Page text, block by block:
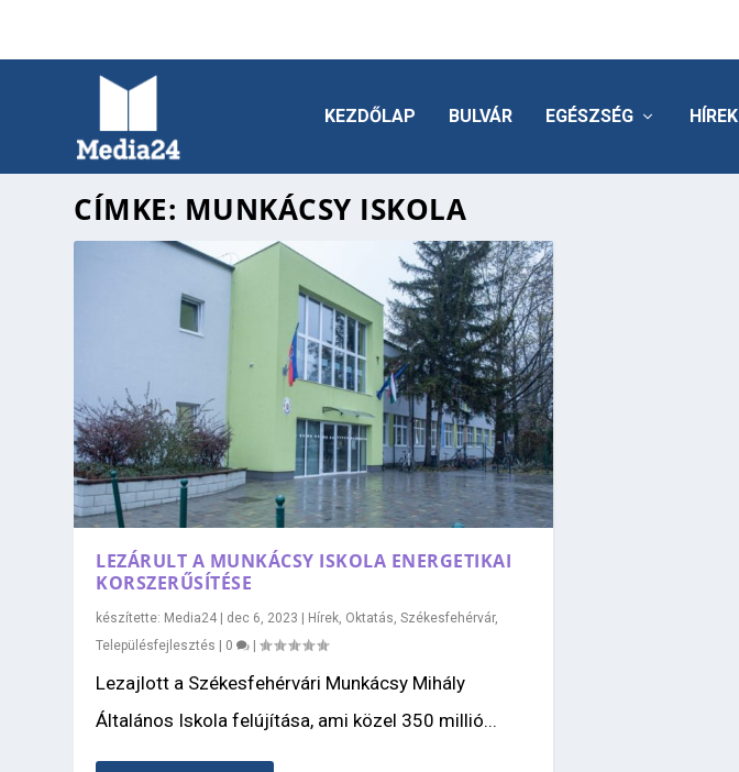
KEZDŐLAP BULVÁR EGÉSZSÉG HÍREK
CÍMKE: MUNKÁCSY ISKOLA
LEZÁRULT A MUNKÁCSY ISKOLA ENERGETIKAI
KORSZERŰSÍTÉSE
készítette: Media24 | dec 6, 2023 | Hírek, Oktatás,Székesfehérvár,
Településfejlesztés | 0 |
Lezajlott a Székesfehérvári Munkácsy Mihály
Általános Iskola felújítása, ami közel 350 millió...